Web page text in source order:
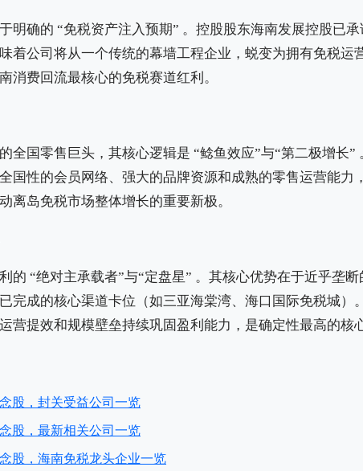
明确的 “免税资产注入预期” 。控股股东海南发展控股已
着公司将从一个传统的幕墙工程企业，蜕变为拥有免税运
消费回流最核心的免税赛道红利。
全国零售巨头，其核心逻辑是 “鲶鱼效应”与“第二极增长”
国性的会员网络、强大的品牌资源和成熟的零售运营能力
离岛免税市场整体增长的重要新极。
的 “绝对主承载者”与“定盘星” 。其核心优势在于近乎垄
完成的核心渠道卡位（如三亚海棠湾、海口国际免税城）
营提效和规模壁垒持续巩固盈利能力，是确定性最高的核
股，封关受益公司一览
股，最新相关公司一览
股，海南免税龙头企业一览